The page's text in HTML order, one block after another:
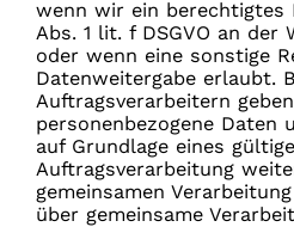
wenn wir ein berechtigtes
Abs. 1 lit. f DSGVO an der
oder wenn eine sonstige
Datenweitergabe erlaubt.
Auftragsverarbeitern
personenbezogene Daten
auf Grundlage eines
Auftragsverarbeitung
gemeinsamen
über gemeinsame